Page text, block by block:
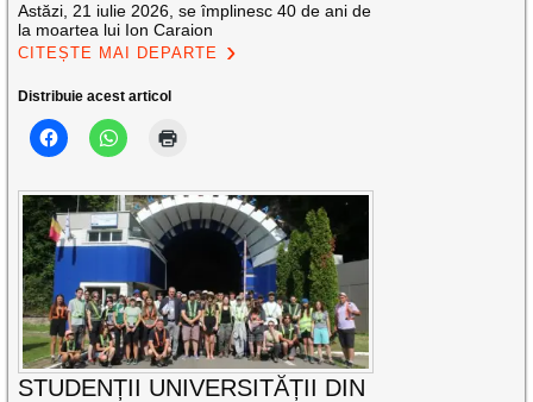
Astăzi, 21 iulie 2026, se împlinesc 40 de ani de
la moartea lui Ion Caraion
CITEȘTE MAI DEPARTE
Distribuie acest articol
STUDENȚII UNIVERSITĂȚII DIN